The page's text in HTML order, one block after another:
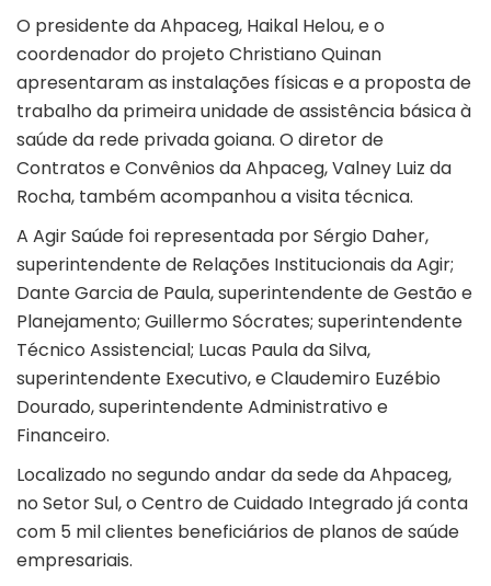
O presidente da Ahpaceg, Haikal Helou, e o
coordenador do projeto Christiano Quinan
apresentaram as instalações físicas e a proposta de
trabalho da primeira unidade de assistência básica à
saúde da rede privada goiana. O diretor de
Contratos e Convênios da Ahpaceg, Valney Luiz da
Rocha, também acompanhou a visita técnica.
A Agir Saúde foi representada por Sérgio Daher,
superintendente de Relações Institucionais da Agir;
Dante Garcia de Paula, superintendente de Gestão e
Planejamento; Guillermo Sócrates; superintendente
Técnico Assistencial; Lucas Paula da Silva,
superintendente Executivo, e Claudemiro Euzébio
Dourado, superintendente Administrativo e
Financeiro.
Localizado no segundo andar da sede da Ahpaceg,
no Setor Sul, o Centro de Cuidado Integrado já conta
com 5 mil clientes beneficiários de planos de saúde
empresariais.